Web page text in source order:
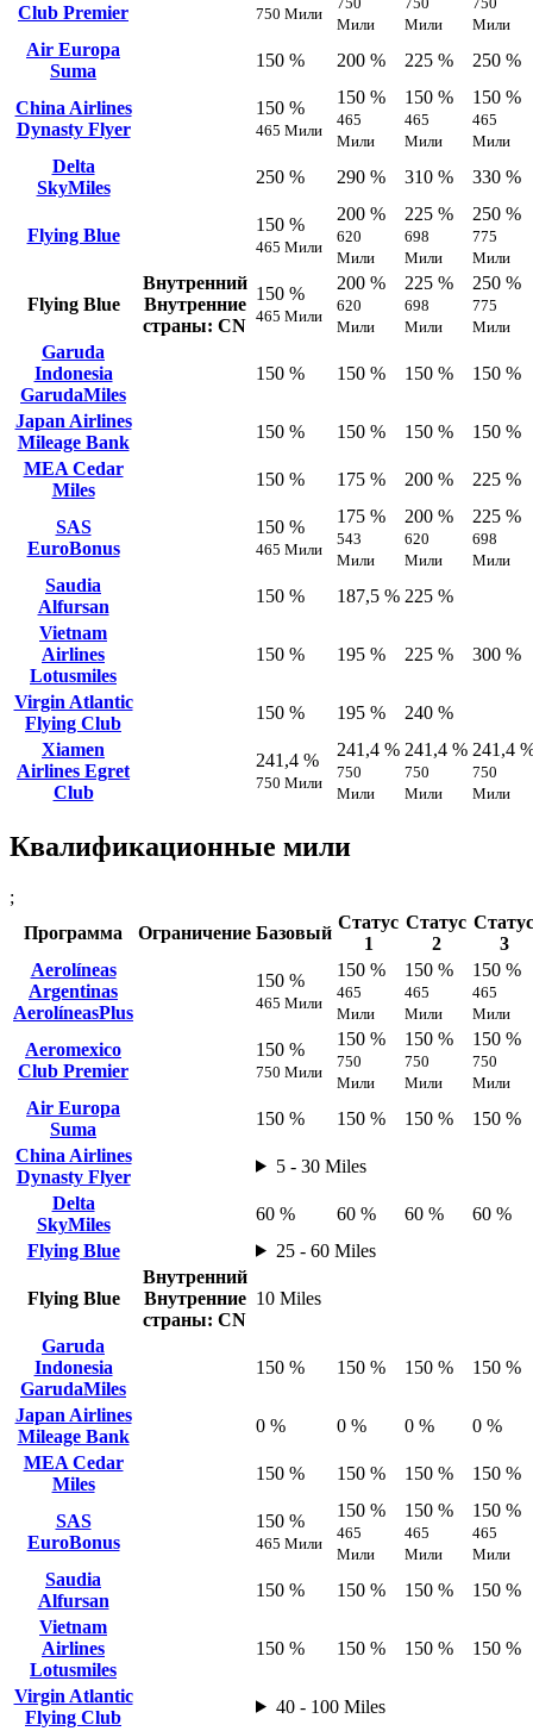
Club Premier
750 Мили
Мили
Мили
Мили
Air Europa
Suma
150 % 200 % 225 % 250 %
China Airlines
Dynasty Flyer
150 %
465 Мили
150 %
465
Мили
150 %
465
Мили
150 %
465
Мили
Delta
SkyMiles
250 % 290 % 310 % 330 %
Flying Blue
150 %
465 Мили
200 %
620
Мили
225 %
698
Мили
250 %
775
Мили
Flying Blue
Внутренний
Внутренние
страны: CN
150 %
465 Мили
200 %
620
Мили
225 %
698
Мили
250 %
775
Мили
Garuda
Indonesia
GarudaMiles
150 % 150 % 150 % 150 %
Japan Airlines
Mileage Bank
150 % 150 % 150 %
150 %
MEA Cedar
Miles
150 % 175 % 200 % 225 %
SAS
EuroBonus
150 %
465 Мили
175 %
543
Мили
200 %
620
Мили
225 %
698
Мили
Saudia
Alfursan
150 % 187,5 % 225 %
Vietnam
Airlines
Lotusmiles
150 % 195 % 225 % 300 %
Virgin Atlantic
Flying Club
150 % 195 %
240 %
Xiamen
Airlines Egret
Club
241,4 %
750 Мили
241,4 %
750
Мили
241,4 %
750
Мили
241,4
750
Мили
Квалификационные мили
;
Программа
Ограничение Базовый
Статус
1
Статус
2
Статус
3
Aerolíneas
Argentinas
AerolíneasPlus
150 %
465 Мили
150 %
465
Мили
150 %
465
Мили
150 %
465
Мили
Aeromexico
Club Premier
150 %
750 Мили
150 %
750
Мили
150 %
750
Мили
150 %
750
Мили
Air Europa
Suma
150 % 150 % 150 %
150 %
China Airlines
Dynasty Flyer
5 - 30 Miles
Delta
SkyMiles
60 % 60 % 60 %
60 %
Flying Blue
25 - 60 Miles
Flying Blue
Внутренний
Внутренние
страны: CN
10 Miles
Garuda
Indonesia
GarudaMiles
150 % 150 % 150 % 150 %
Japan Airlines
Mileage Bank
0 % 0 % 0 %
0 %
MEA Cedar
Miles
150 % 150 % 150 % 150 %
SAS
EuroBonus
150 %
465 Мили
150 %
465
Мили
150 %
465
Мили
150 %
465
Мили
Saudia
Alfursan
150 % 150 % 150 %
150 %
Vietnam
Airlines
Lotusmiles
150 % 150 % 150 % 150 %
Virgin Atlantic
Flying Club
40 - 100 Miles